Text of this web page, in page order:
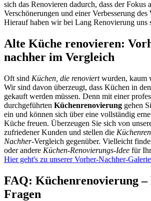
sich das Renovieren dadurch, dass der Fokus
Verschönerungen und einer Verbesserung
Hierauf haben wir bei Lang Renovierung uns
Alte Küche renovieren:
nachher im Vergleich
Oft sind Küchen, die renoviertwurden, kaum
Wir sind davon überzeugt, dass Küchen in
gekauft werden müssen. Denn mit einer
durchgeführten Küchenrenovierung gehen
ein und können sich über eine vollständig
Küche freuen. Überzeugen Sie sich von
zufriedener Kunden und stellen die
Nachher-Vergleich gegenüber. Vielleicht
oder andere Küchen-Renovierungs-Idee für
Hier geht's zu unserer Vorher-Nachher-Galerie
FAQ: Küchenrenovierung –
Fragen